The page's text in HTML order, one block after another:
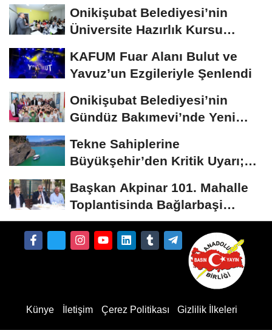
Onikişubat Belediyesi’nin
Üniversite Hazırlık Kursu
KAFUM Fuar Alanı Bulut ve
Yavuz’un Ezgileriyle Şenlendi
Onikişubat Belediyesi’nin
Gündüz Bakımevi’nde Yeni
Tekne Sahiplerine
Büyükşehir’den Kritik Uyarı;
Başkan Akpinar 101. Mahalle
Toplantisinda Bağlarbaşi
Mahallesi Sakinleriyle...
Künye İletişim Çerez Politikası Gizlilik İlkeleri